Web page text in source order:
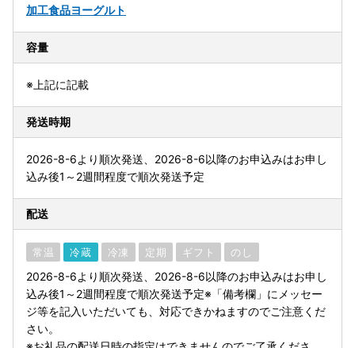
加工食品ヨーグルト
容量
※上記に記載
発送時期
2026-8-6より順次発送、2026-8-6以降のお申込みはお申し
込み後1～2週間程度で順次発送予定
配送
常温 冷蔵 冷凍 定期 ギフト のし
2026-8-6より順次発送、2026-8-6以降のお申込みはお申し
込み後1～2週間程度で順次発送予定※「備考欄」にメッセー
ジ等を記入いただいても、対応できかねますのでご注意くだ
さい。